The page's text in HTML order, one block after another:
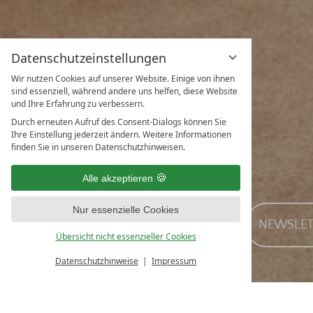
Datenschutzeinstellungen
Wir nutzen Cookies auf unserer Website. Einige von ihnen
sind essenziell, während andere uns helfen, diese Website
und Ihre Erfahrung zu verbessern.
Durch erneuten Aufruf des Consent-Dialogs können Sie
Ihre Einstellung jederzeit ändern. Weitere Informationen
finden Sie in unseren Datenschutzhinweisen.
Alle akzeptieren
Nur essenzielle Cookies
Übersicht nicht essenzieller Cookies
Datenschutzhinweise Impressum
ANFRAGE GUTSCHEINE